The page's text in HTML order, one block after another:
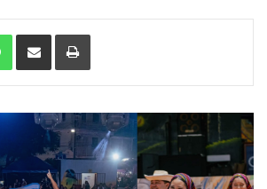
WhatsAppCompartir por correo electrónicoImprimir